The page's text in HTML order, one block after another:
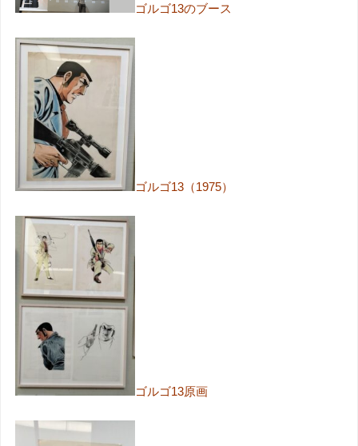
ゴルゴ13のブース
ゴルゴ13（1975）
ゴルゴ13原画